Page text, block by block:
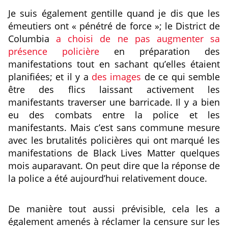
Je suis également gentille quand je dis que les
émeutiers ont « pénétré de force »; le District de
Columbia a choisi de ne pas augmenter sa
présence policière
en préparation des
manifestations tout en sachant qu’elles étaient
planifiées; et il y a des images de ce qui semble
être des flics laissant activement les
manifestants traverser une barricade. Il y a bien
eu des combats entre la police et les
manifestants. Mais c’est sans commune mesure
avec les brutalités policières qui ont marqué les
manifestations de Black Lives Matter quelques
mois auparavant. On peut dire que la réponse de
la police a été aujourd’hui relativement douce.
De manière tout aussi prévisible, cela les a
également amenés à réclamer la censure sur les